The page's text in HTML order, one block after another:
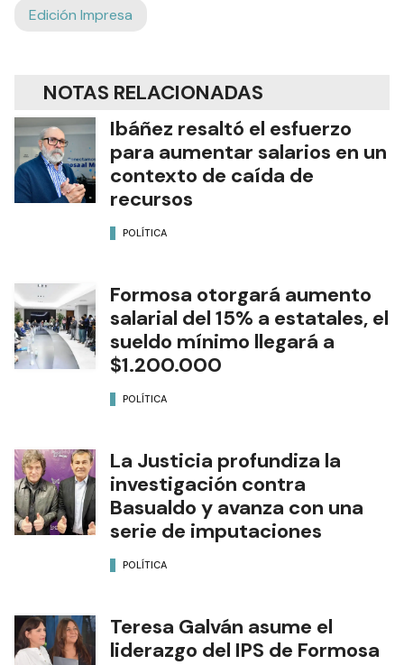
Edición Impresa
NOTAS RELACIONADAS
Ibáñez resaltó el esfuerzo
para aumentar salarios en un
contexto de caída de
recursos
POLÍTICA
Formosa otorgará aumento
salarial del 15% a estatales, el
sueldo mínimo llegará a
$1.200.000
POLÍTICA
La Justicia profundiza la
investigación contra
Basualdo y avanza con una
serie de imputaciones
POLÍTICA
Teresa Galván asume el
liderazgo del IPS de Formosa